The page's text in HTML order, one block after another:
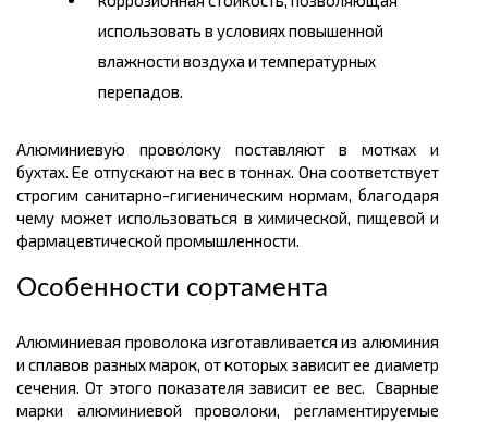
использовать в условиях повышенной
влажности воздуха и температурных
перепадов.
Алюминиевую проволоку поставляют в мотках и
бухтах. Ее отпускают на вес в тоннах. Она соответствует
строгим санитарно-гигиеническим нормам, благодаря
чему может использоваться в химической, пищевой и
фармацевтической промышленности.
Особенности сортамента
Алюминиевая проволока изготавливается из алюминия
и сплавов разных марок, от которых зависит ее диаметр
сечения. От этого показателя зависит ее вес. Сварные
марки алюминиевой проволоки, регламентируемые